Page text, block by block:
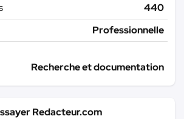
440
Professionnelle
Recherche et documentation
Redacteur.com